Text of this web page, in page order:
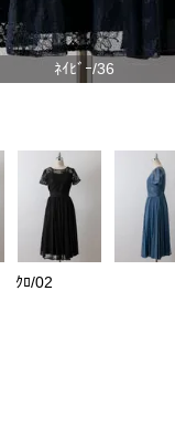
ﾈｲﾋﾞｰ/36
ｸﾛ/02